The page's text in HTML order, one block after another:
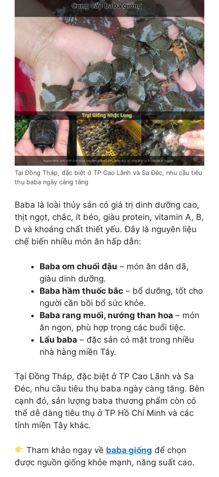
Tại Đồng Tháp, đặc biệt ở TP Cao Lãnh và Sa Đéc, nhu cầu tiêu
thụ baba ngày càng tăng
Baba là loài thủy sản có giá trị dinh dưỡng cao,
thịt ngọt, chắc, ít béo, giàu protein, vitamin A, B,
D và khoáng chất thiết yếu. Đây là nguyên liệu
chế biến nhiều món ăn hấp dẫn:
Baba om chuối đậu – món ăn dân dã,
giàu dinh dưỡng.
Baba hầm thuốc bắc – bổ dưỡng, tốt cho
người cần bồi bổ sức khỏe.
Baba rang muối, nướng than hoa – món
ăn ngon, phù hợp trong các buổi tiệc.
Lẩu baba – đặc sản có mặt trong nhiều
nhà hàng miền Tây.
Tại Đồng Tháp, đặc biệt ở TP Cao Lãnh và Sa
Đéc, nhu cầu tiêu thụ baba ngày càng tăng. Bên
cạnh đó, sản lượng baba thương phẩm còn có
thể dễ dàng tiêu thụ ở TP Hồ Chí Minh và các
tỉnh miền Tây khác.
Tham khảo ngay về baba giống để chọn
được nguồn giống khỏe mạnh, năng suất cao.